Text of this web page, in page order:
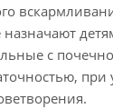
назначают
с
при